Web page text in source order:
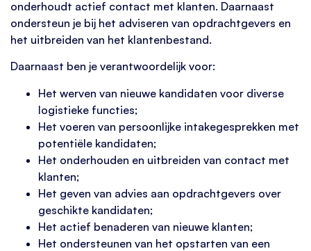
onderhoudt actief contact met klanten. Daarnaast
ondersteun je bij het adviseren van opdrachtgevers en
het uitbreiden van het klantenbestand.
Daarnaast ben je verantwoordelijk voor:
Het werven van nieuwe kandidaten voor diverse
logistieke functies;
Het voeren van persoonlijke intakegesprekken met
potentiële kandidaten;
Het onderhouden en uitbreiden van contact met
klanten;
Het geven van advies aan opdrachtgevers over
geschikte kandidaten;
Het actief benaderen van nieuwe klanten;
Het ondersteunen van het opstarten van een